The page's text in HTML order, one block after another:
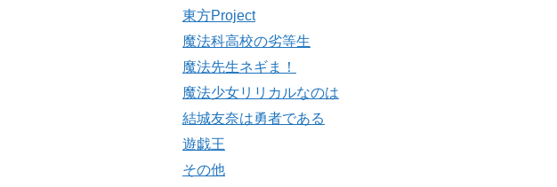
東方Project
魔法科高校の劣等生
魔法先生ネギま！
魔法少女リリカルなのは
結城友奈は勇者である
遊戯王
その他